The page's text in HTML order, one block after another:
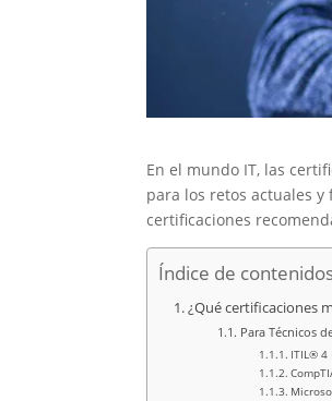
En el mundo IT, las
para los retos actuales
certificaciones
Índice de
¿Qué certificaciones
Para Técnicos
ITIL® 4